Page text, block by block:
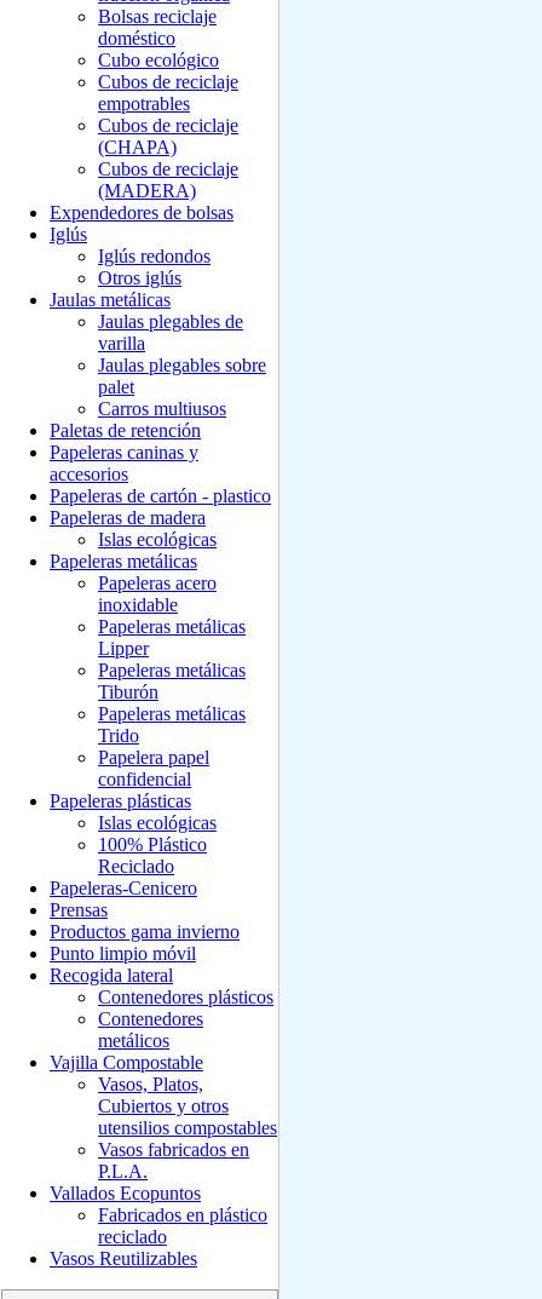
Bolsas reciclaje
doméstico
Cubo ecológico
Cubos de reciclaje
empotrables
Cubos de reciclaje
(CHAPA)
Cubos de reciclaje
(MADERA)
Expendedores de bolsas
Iglús
Iglús redondos
Otros iglús
Jaulas metálicas
Jaulas plegables de
varilla
Jaulas plegables sobre
palet
Carros multiusos
Paletas de retención
Papeleras caninas y
accesorios
Papeleras de cartón - plastico
Papeleras de madera
Islas ecológicas
Papeleras metálicas
Papeleras acero
inoxidable
Papeleras metálicas
Lipper
Papeleras metálicas
Tiburón
Papeleras metálicas
Trido
Papelera papel
confidencial
Papeleras plásticas
Islas ecológicas
100% Plástico
Reciclado
Papeleras-Cenicero
Prensas
Productos gama invierno
Punto limpio móvil
Recogida lateral
Contenedores plásticos
Contenedores
metálicos
Vajilla Compostable
Vasos, Platos,
Cubiertos y otros
utensilios compostables
Vasos fabricados en
P.L.A.
Vallados Ecopuntos
Fabricados en plástico
reciclado
Vasos Reutilizables